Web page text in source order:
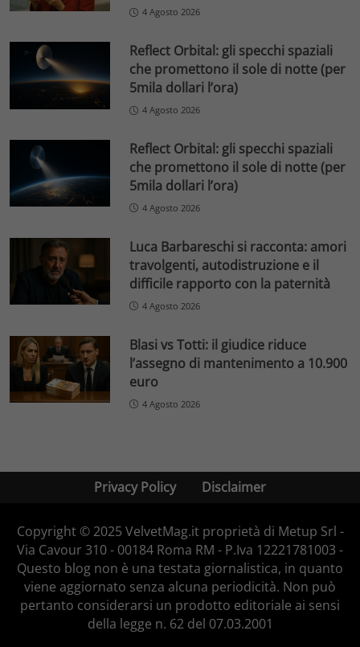
4 Agosto 2026
Reflect Orbital: gli specchi spaziali
che promettono il sole di notte (per
5mila dollari l’ora)
4 Agosto 2026
Reflect Orbital: gli specchi spaziali
che promettono il sole di notte (per
5mila dollari l’ora)
4 Agosto 2026
Luca Barbareschi si racconta: amori
travolgenti, autodistruzione e il
difficile rapporto con la paternità
4 Agosto 2026
Blasi vs Totti: il giudice riduce
l’assegno di mantenimento a 10.900
euro
4 Agosto 2026
Privacy Policy Disclaimer
Copyright © 2025 VelvetMag.it proprietà di Metup Srl -
Via Cavour 310 - 00184 Roma RM - P.Iva 12221781003 -
Questo blog non è una testata giornalistica, in quanto
viene aggiornato senza alcuna periodicità. Non può
pertanto considerarsi un prodotto editoriale ai sensi
della legge n. 62 del 07.03.2001